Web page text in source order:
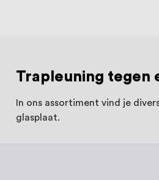
Trapleuning tegen
In ons assortiment vind je
glasplaat.